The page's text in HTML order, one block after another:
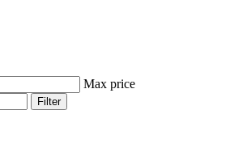
Max price
Filter